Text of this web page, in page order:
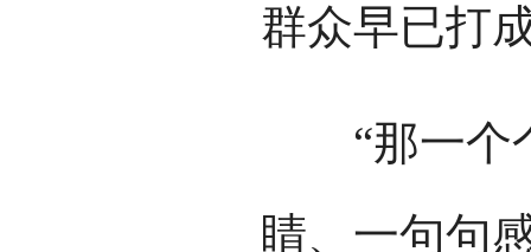
群众早已打
“那一个个
睛、一句句